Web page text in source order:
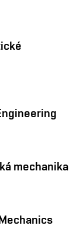
mechanika